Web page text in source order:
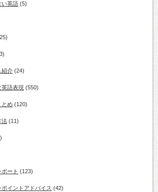
い英語 (5)
紹介 (24)
英語表現 (550)
とめ (120)
法 (11)
ート (123)
イントアドバイス (42)